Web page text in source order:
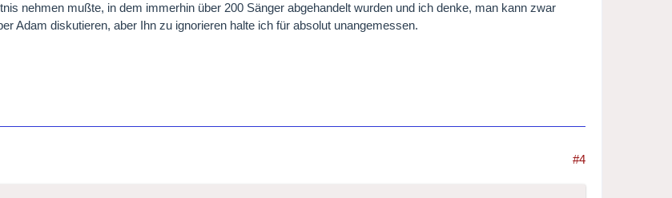
nehmen mußte, in dem immerhin über 200 Sänger abgehandelt wurden und ich denke, man kann zwar
Adam diskutieren, aber Ihn zu ignorieren halte ich für absolut unangemessen.
#4